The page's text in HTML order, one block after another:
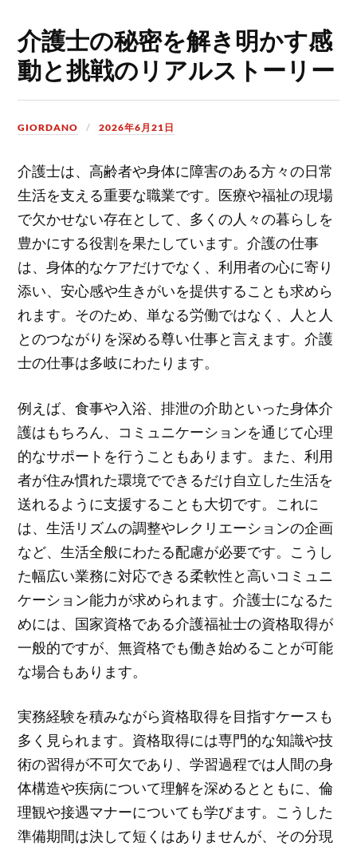
介護士の秘密を解き明かす感
動と挑戦のリアルストーリー
GIORDANO 2026年6月21日
介護士は、高齢者や身体に障害のある方々の日常
生活を支える重要な職業です。 医療や福祉の現場
で欠かせない存在として、多くの人々の暮らしを
豊かにする役割を果たしています。介護の仕事
は、身体的なケアだけでなく、利用者の心に寄り
添い、安心感や生きがいを提供することも求めら
れます。そのため、単なる労働ではなく、人と人
とのつながりを深める尊い仕事と言えます。介護
士の仕事は多岐にわたります。
例えば、食事や入浴、排泄の介助といった身体介
護はもちろん、コミュニケーションを通じて心理
的なサポートを行うこともあります。また、利用
者が住み慣れた環境でできるだけ自立した生活を
送れるように支援することも大切です。これに
は、生活リズムの調整やレクリエーションの企画
など、生活全般にわたる配慮が必要です。こうし
た幅広い業務に対応できる柔軟性と高いコミュニ
ケーション能力が求められます。介護士になるた
めには、国家資格である介護福祉士の資格取得が
一般的ですが、無資格でも働き始めることが可能
な場合もあります。
実務経験を積みながら資格取得を目指すケースも
多く見られます。資格取得には専門的な知識や技
術の習得が不可欠であり、学習過程では人間の身
体構造や疾病について理解を深めるとともに、倫
理観や接遇マナーについても学びます。こうした
準備期間は決して短くはありませんが、その分現